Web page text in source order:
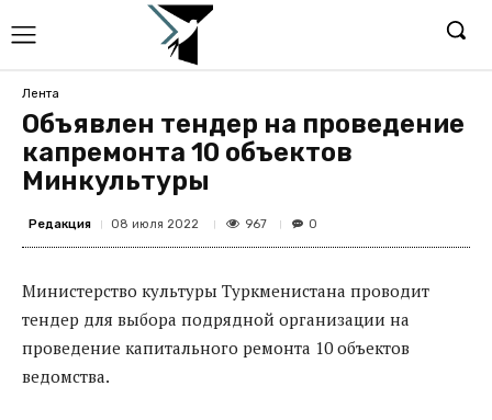
Лента
Объявлен тендер на проведение
капремонта 10 объектов
Минкультуры
Редакция 08 июля 2022 967 0
Министерство культуры Туркменистана проводит
тендер для выбора подрядной организации на
проведение капитального ремонта 10 объектов
ведомства.